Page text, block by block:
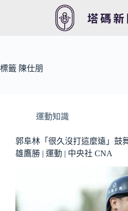
容
標籤 陳仕朋
運動知識
郭阜林「很久沒打這麼遠」
雄鷹勝 | 運動 | 中央社 CNA